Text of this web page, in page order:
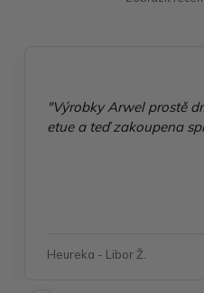
"Výrobky Arwel prostě
etue a teď zakoupena
Heureka - Libor Ž.